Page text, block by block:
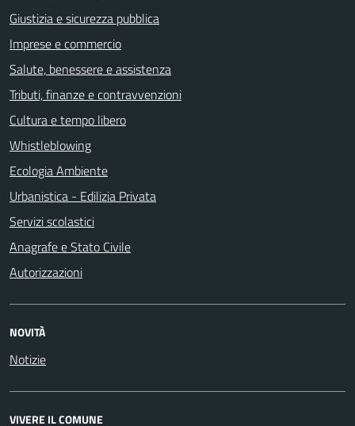
Giustizia e sicurezza pubblica
Imprese e commercio
Salute, benessere e assistenza
Tributi, finanze e contravvenzioni
Cultura e tempo libero
Whistleblowing
Ecologia Ambiente
Urbanistica - Edilizia Privata
Servizi scolastici
Anagrafe e Stato Civile
Autorizzazioni
NOVITÀ
Notizie
VIVERE IL COMUNE